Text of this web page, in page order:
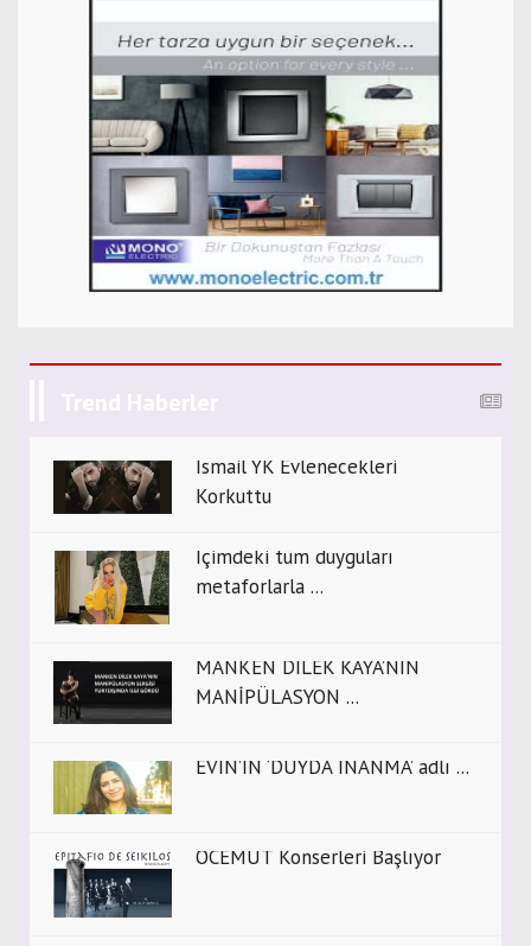
Trend Haberler
İsmail YK Evlenecekleri
Korkuttu
İçimdeki tüm duyguları
metaforlarla ...
MANKEN DİLEK KAYA’NIN
MANİPÜLASYON ...
EVİN’İN ‘DUYDA İNANMA’ adlı ...
OCEMUT Konserleri Başlıyor